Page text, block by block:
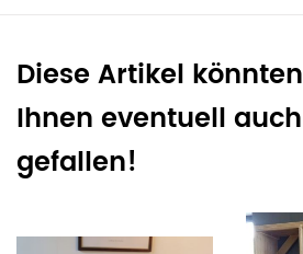
Diese Artikel könnten
Ihnen eventuell auch
gefallen!